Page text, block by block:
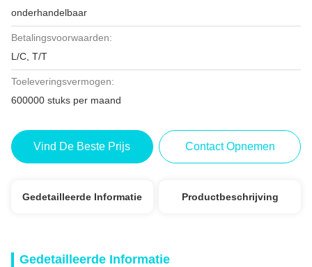
onderhandelbaar
Betalingsvoorwaarden:
L/C, T/T
Toeleveringsvermogen:
600000 stuks per maand
Vind De Beste Prijs Contact Opnemen
Gedetailleerde Informatie Productbeschrijving
Gedetailleerde Informatie